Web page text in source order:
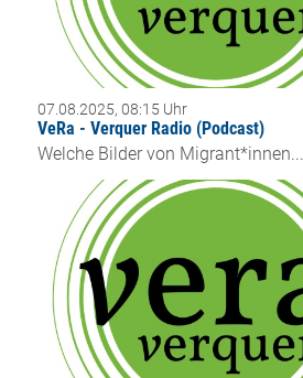
07.08.2025, 08:15 Uhr
VeRa - Verquer Radio (Podcast)
Welche Bilder von Migrant*innen...